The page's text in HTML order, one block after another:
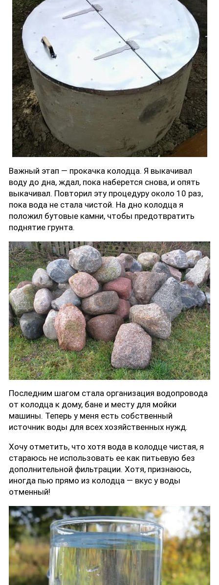
Важный этап — прокачка колодца. Я выкачивал
воду до дна, ждал, пока наберется снова, и опять
выкачивал. Повторил эту процедуру около 10 раз,
пока вода не стала чистой. На дно колодца я
положил бутовые камни, чтобы предотвратить
поднятие грунта.
Последним шагом стала организация водопровода
от колодца к дому, бане и месту для мойки
машины. Теперь у меня есть собственный
источник воды для всех хозяйственных нужд.
Хочу отметить, что хотя вода в колодце чистая, я
стараюсь не использовать ее как питьевую без
дополнительной фильтрации. Хотя, признаюсь,
иногда пью прямо из колодца — вкус у воды
отменный!